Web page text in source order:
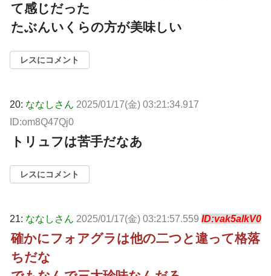
て感じだった
たぶんいくらの方が美味しい
レスにコメント
20: ななしさん 2025/01/17(金) 03:21:34.917
ID:om8Q47Qj0
トリュフは苦手だなあ
レスにコメント
21: ななしさん 2025/01/17(金) 03:21:57.559 ID:vak5alkV0
確かにフォアグラは他の二つと違って格落
ちだな